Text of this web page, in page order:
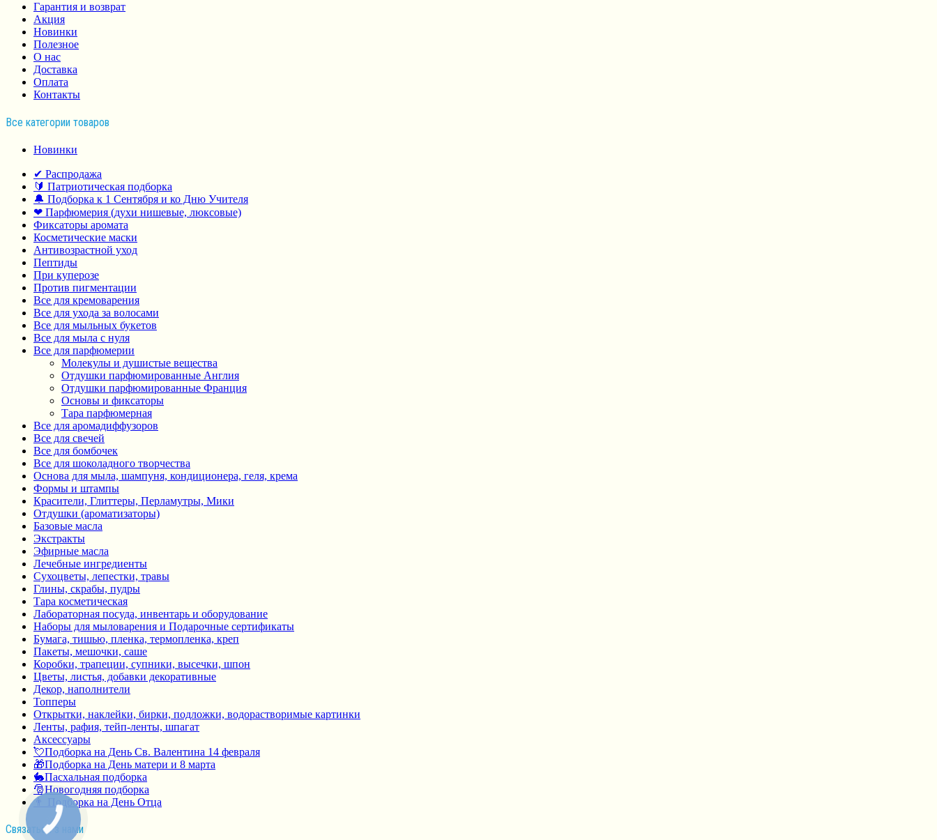
Гарантия и возврат
Акция
Новинки
Полезное
О нас
Доставка
Оплата
Контакты
Все категории товаров
Новинки
✔ Распродажа
🔰 Патриотическая подборка
🔔 Подборка к 1 Сентября и ко Дню Учителя
❤ Парфюмерия (духи нишевые, люксовые)
Фиксаторы аромата
Косметические маски
Антивозрастной уход
Пептиды
При куперозе
Против пигментации
Все для кремоварения
Все для ухода за волосами
Все для мыльных букетов
Все для мыла с нуля
Все для парфюмерии
Молекулы и душистые вещества
Отдушки парфюмированные Англия
Отдушки парфюмированные Франция
Основы и фиксаторы
Тара парфюмерная
Все для аромадиффузоров
Все для свечей
Все для бомбочек
Все для шоколадного творчества
Основа для мыла, шампуня, кондиционера, геля, крема
Формы и штампы
Красители, Глиттеры, Перламутры, Мики
Отдушки (ароматизаторы)
Базовые масла
Экстракты
Эфирные масла
Лечебные ингредиенты
Сухоцветы, лепестки, травы
Глины, скрабы, пудры
Тара косметическая
Лабораторная посуда, инвентарь и оборудование
Наборы для мыловарения и Подарочные сертификаты
Бумага, тишью, пленка, термопленка, креп
Пакеты, мешочки, саше
Коробки, трапеции, супники, высечки, шпон
Цветы, листья, добавки декоративные
Декор, наполнители
Топперы
Открытки, наклейки, бирки, подложки, водорастворимые картинки
Ленты, рафия, тейп-ленты, шпагат
Аксессуары
💘Подборка на День Св. Валентина 14 февраля
🎁Подборка на День матери и 8 марта
🐇Пасхальная подборка
🎅Новогодняя подборка
👨 Подборка на День Отца
Связаться з нами